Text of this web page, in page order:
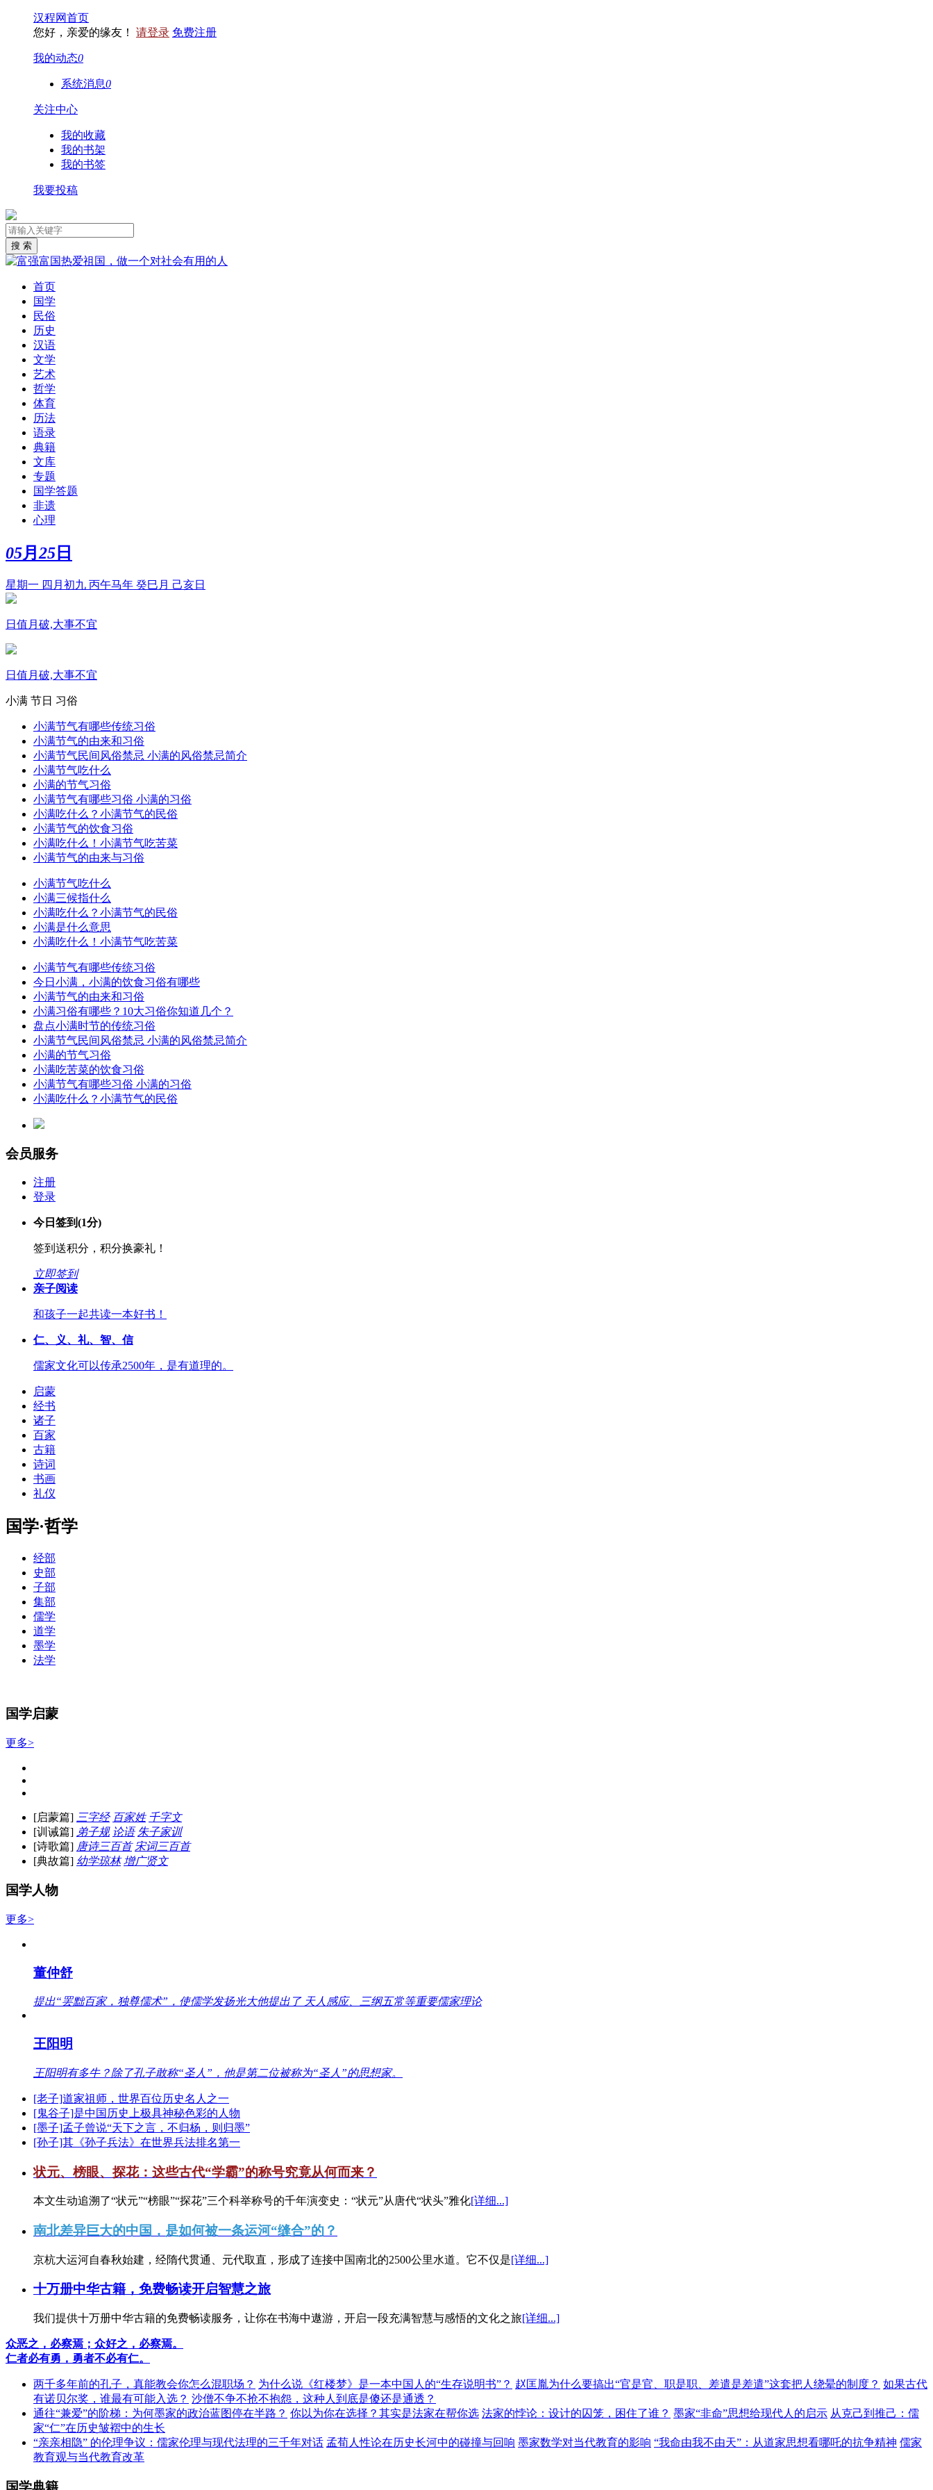
汉程网首页
您好，亲爱的缘友！ 请登录 免费注册
我的动态0
系统消息0
关注中心
我的收藏
我的书架
我的书签
我要投稿
首页
国学
民俗
历史
汉语
文学
艺术
哲学
体育
历法
语录
典籍
文库
专题
国学答题
非遗
心理
05月 25 日
星期一 四月初九 丙午马年 癸巳月 己亥日
日值月破,大事不宜
日值月破,大事不宜
小满 节日 习俗
小满节气有哪些传统习俗
小满节气的由来和习俗
小满节气民间风俗禁忌 小满的风俗禁忌简介
小满节气吃什么
小满的节气习俗
小满节气有哪些习俗 小满的习俗
小满吃什么？小满节气的民俗
小满节气的饮食习俗
小满吃什么！小满节气吃苦菜
小满节气的由来与习俗
小满节气吃什么
小满三候指什么
小满吃什么？小满节气的民俗
小满是什么意思
小满吃什么！小满节气吃苦菜
小满节气有哪些传统习俗
今日小满，小满的饮食习俗有哪些
小满节气的由来和习俗
小满习俗有哪些？10大习俗你知道几个？
盘点小满时节的传统习俗
小满节气民间风俗禁忌 小满的风俗禁忌简介
小满的节气习俗
小满吃苦菜的饮食习俗
小满节气有哪些习俗 小满的习俗
小满吃什么？小满节气的民俗
会员服务
注册
登录
今日签到(1分)
签到送积分，积分换豪礼！
立即签到
亲子阅读
和孩子一起共读一本好书！
仁、义、礼、智、信
儒家文化可以传承2500年，是有道理的。
启蒙
经书
诸子
百家
古籍
诗词
书画
礼仪
国学·哲学
经部
史部
子部
集部
儒学
道学
墨学
法学
国学启蒙
更多>
[启蒙篇] 三字经 百家姓 千字文
[训诫篇] 弟子规 论语 朱子家训
[诗歌篇] 唐诗三百首 宋词三百首
[典故篇] 幼学琼林 增广贤文
国学人物
更多>
董仲舒
提出“罢黜百家，独尊儒术”，使儒学发扬光大他提出了 天人感应、三纲五常等重要儒家理论
王阳明
王阳明有多牛？除了孔子敢称“圣人”，他是第二位被称为“圣人”的思想家。
[老子]道家祖师，世界百位历史名人之一
[鬼谷子]是中国历史上极具神秘色彩的人物
[墨子]孟子曾说“天下之言，不归杨，则归墨”
[孙子]其《孙子兵法》在世界兵法排名第一
状元、榜眼、探花：这些古代“学霸”的称号究竟从何而来？
本文生动追溯了“状元”“榜眼”“探花”三个科举称号的千年演变史：“状元”从唐代“状头”雅化[详细...]
南北差异巨大的中国，是如何被一条运河“缝合”的？
京杭大运河自春秋始建，经隋代贯通、元代取直，形成了连接中国南北的2500公里水道。它不仅是[详细...]
十万册中华古籍，免费畅读开启智慧之旅
我们提供十万册中华古籍的免费畅读服务，让你在书海中遨游，开启一段充满智慧与感悟的文化之旅[详细...]
众恶之，必察焉；众好之，必察焉。
仁者必有勇，勇者不必有仁。
两千多年前的孔子，真能教会你怎么混职场？ 为什么说《红楼梦》是一本中国人的“生存说明书”？ 赵匡胤为什么要搞出“官是官、职是职、差遣是差遣”这套把人绕晕的制度？ 如果古代
有诺贝尔奖，谁最有可能入选？ 沙僧不争不抢不抱怨，这种人到底是傻还是通透？
通往“兼爱”的阶梯：为何墨家的政治蓝图停在半路？ 你以为你在选择？其实是法家在帮你选 法家的悖论：设计的囚笼，困住了谁？ 墨家“非命”思想给现代人的启示 从克己到推己：儒
家“仁”在历史皱褶中的生长
“亲亲相隐” 的伦理争议：儒家伦理与现代法理的三千年对话 孟荀人性论在历史长河中的碰撞与回响 墨家数学对当代教育的影响 “我命由我不由天”：从道家思想看哪吒的抗争精神 儒家
教育观与当代教育改革
国学典籍